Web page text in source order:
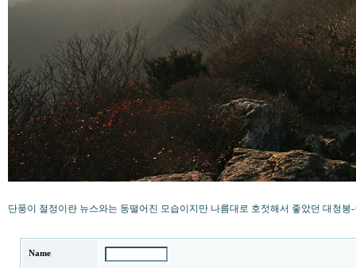
단풍이 절정이란 뉴스와는 동떨어진 모습이지만 나름대로 호젓해서 좋았던 대청
Name